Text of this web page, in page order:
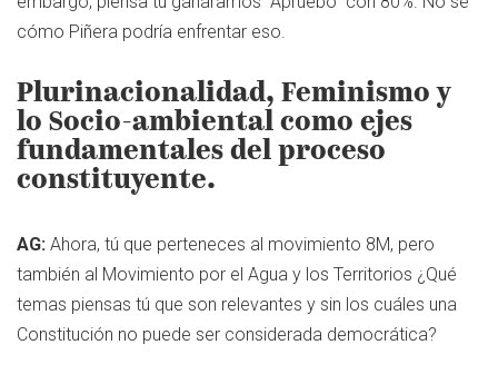
cómo Piñera podría enfrentar eso.
Plurinacionalidad, Feminismo y
lo Socio-ambiental como ejes
fundamentales del proceso
constituyente.
AG: Ahora, tú que perteneces al movimiento 8M, pero
también al Movimiento por el Agua y los Territorios ¿Qué
temas piensas tú que son relevantes y sin los cuáles una
Constitución no puede ser considerada democrática?